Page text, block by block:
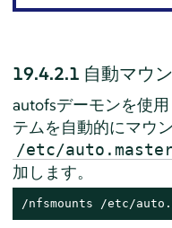
19.4.2.1 自動マウ
autofsデーモンを使
テムを自動的にマウ
/etc/
加します。
/nfsmounts /etc/